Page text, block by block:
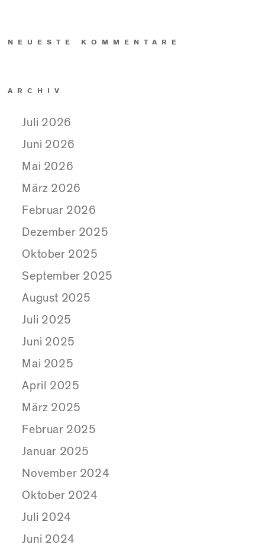
NEUESTE KOMMENTARE
ARCHIV
Juli 2026
Juni 2026
Mai 2026
März 2026
Februar 2026
Dezember 2025
Oktober 2025
September 2025
August 2025
Juli 2025
Juni 2025
Mai 2025
April 2025
März 2025
Februar 2025
Januar 2025
November 2024
Oktober 2024
Juli 2024
Juni 2024